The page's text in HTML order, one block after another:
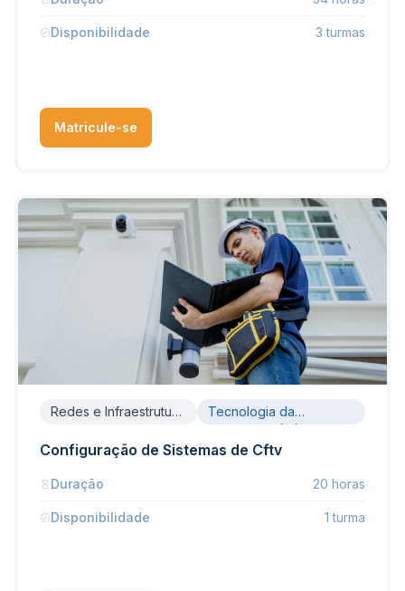
Disponibilidade 3 turmas
Matricule-se
Redes e Infraestrutura
Tecnologia da
Informação (TI)
Configuração de Sistemas de Cftv
Duração 20 horas
Disponibilidade 1 turma